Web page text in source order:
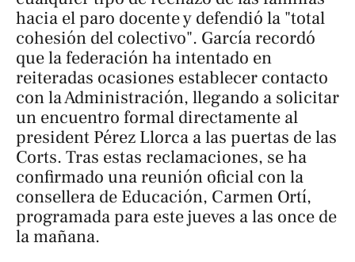
hacia el paro docente y defendió la "total
cohesión del colectivo". García recordó
que la federación ha intentado en
reiteradas ocasiones establecer contacto
con la Administración, llegando a solicitar
un encuentro formal directamente al
president Pérez Llorca a las puertas de las
Corts. Tras estas reclamaciones, se ha
confirmado una reunión oficial con la
consellera de Educación, Carmen Ortí,
programada para este jueves a las once de
la mañana.